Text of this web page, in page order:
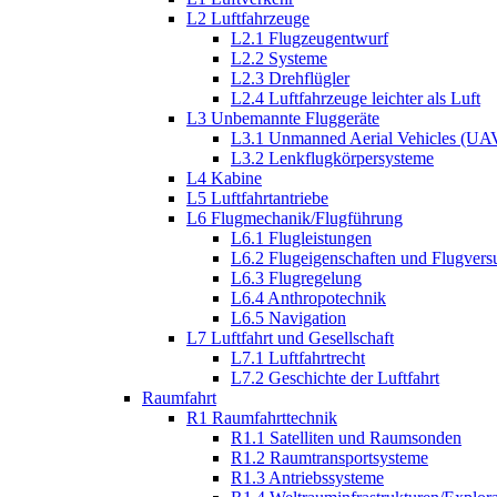
L2 Luftfahrzeuge
L2.1 Flugzeugentwurf
L2.2 Systeme
L2.3 Drehflügler
L2.4 Luftfahrzeuge leichter als Luft
L3 Unbemannte Fluggeräte
L3.1 Unmanned Aerial Vehicles
L3.2 Lenkflugkörpersysteme
L4 Kabine
L5 Luftfahrtantriebe
L6 Flugmechanik/Flugführung
L6.1 Flugleistungen
L6.2 Flugeigenschaften und
L6.3 Flugregelung
L6.4 Anthropotechnik
L6.5 Navigation
L7 Luftfahrt und Gesellschaft
L7.1 Luftfahrtrecht
L7.2 Geschichte der Luftfahrt
Raumfahrt
R1 Raumfahrttechnik
R1.1 Satelliten und Raumsonden
R1.2 Raumtransportsysteme
R1.3 Antriebssysteme